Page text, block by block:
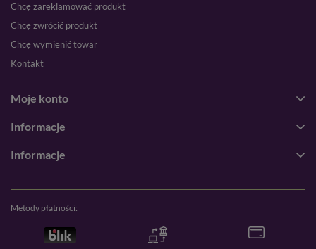
Chcę zareklamować produkt
Chcę zwrócić produkt
Chcę wymienić towar
Kontakt
Moje konto
Informacje
Informacje
Metody płatności: